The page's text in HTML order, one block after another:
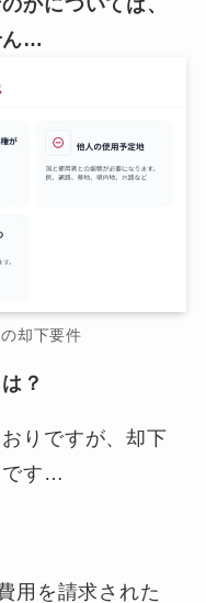
かについては、
ん…
却下要件
？
りですが、却下
です…
用を請求された